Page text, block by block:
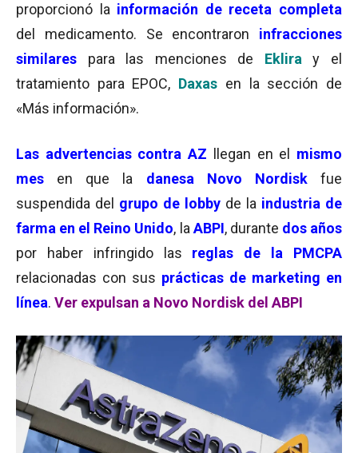
proporcionó la información de receta completa
del medicamento. Se encontraron infracciones
similares para las menciones de Eklira
y el
tratamiento para EPOC, Daxas en la sección de
«Más información».
Las advertencias contra AZ llegan en el mismo
mes
en que la danesa Novo Nordiskfue
suspendida del grupo de lobby de la industria de
farma en el Reino Unido, la ABPI, durante dos años
por haber infringido las reglas de la PMCPA
relacionadas con sus prácticas de marketing en
línea. Ver expulsan a Novo Nordisk del ABPI